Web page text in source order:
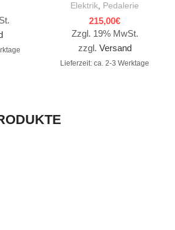
Elektrik Pedalerie
215,00€
Zzgl. 19% MwSt.
zzgl. Versand
Lieferzeit: ca. 2-3 Werktage